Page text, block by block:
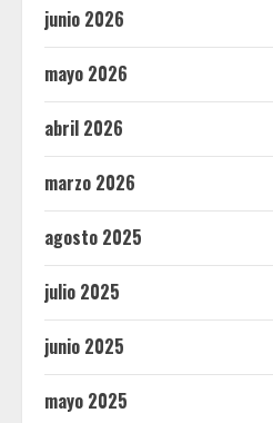
junio 2026
mayo 2026
abril 2026
marzo 2026
agosto 2025
julio 2025
junio 2025
mayo 2025